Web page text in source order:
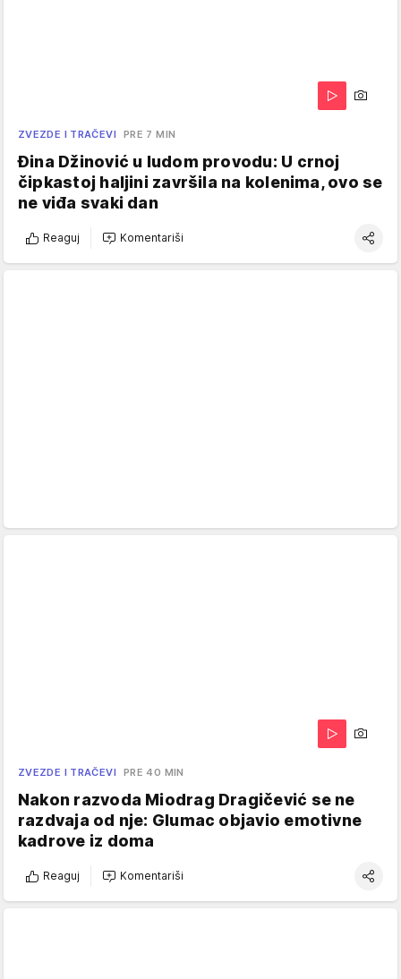
ZVEZDE I TRAČEVI PRE 7 MIN
Đina Džinović u ludom provodu: U crnoj
čipkastoj haljini završila na kolenima, ovo se
ne viđa svaki dan
Reaguj Komentariši
ZVEZDE I TRAČEVI PRE 40 MIN
Nakon razvoda Miodrag Dragičević se ne
razdvaja od nje: Glumac objavio emotivne
kadrove iz doma
Reaguj Komentariši